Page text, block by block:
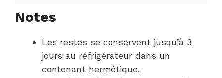
Notes
Les restes se conservent jusqu’à 3
jours au réfrigérateur dans un
contenant hermétique.